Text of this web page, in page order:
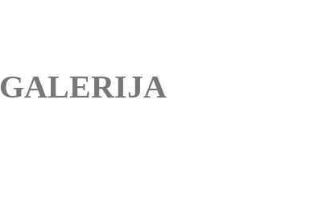
GALERIJA